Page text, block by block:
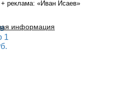
реклама: «Иван Исаев»
информация